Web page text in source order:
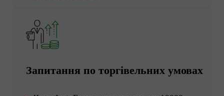
Запитання по торгівельних умовах